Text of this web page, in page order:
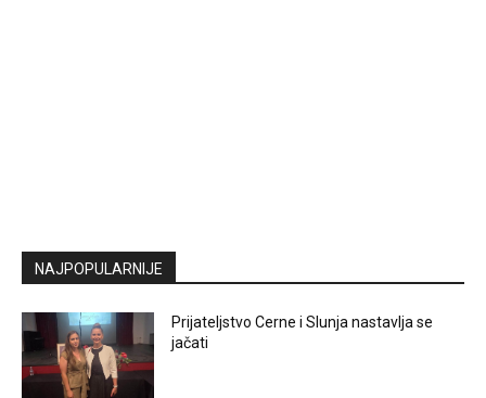
NAJPOPULARNIJE
Prijateljstvo Cerne i Slunja nastavlja se
jačati